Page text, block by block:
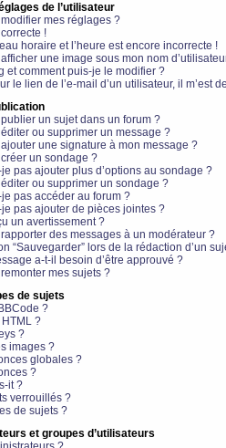
de l’utilisateur
mes réglages ?
correcte !
horaire et l’heure est encore incorrecte !
une image sous mon nom
et comment puis-je le modifier ?
le lien de l’e-mail d’un utilisateur, il m’est
un sujet dans un forum ?
ou supprimer un message ?
une signature à mon message ?
un sondage ?
pas ajouter plus d’options au sondage ?
ou supprimer un sondage ?
pas accéder au forum ?
pas ajouter de pièces jointes ?
un avertissement ?
des messages à un modérateur ?
“Sauvegarder” lors de la rédaction d’un
a-t-il besoin d’être approuvé ?
mes sujets ?
de sujets
?
?
?
images ?
globales ?
?
it ?
verrouillés ?
de sujets ?
et groupes d’utilisateurs